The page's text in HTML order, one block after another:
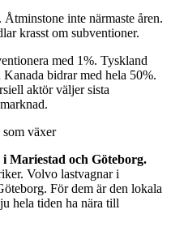
inte närmaste åren.
krasst om subventioner.
med 1%. Tyskland
bidrar med hela 50%.
aktör väljer sista
som växer
Mariestad och Göteborg.
Volvo lastvagnar i
För dem är den lokala
hela tiden ha nära till